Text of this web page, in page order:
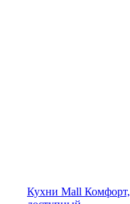
Кухни Mall Комфорт,